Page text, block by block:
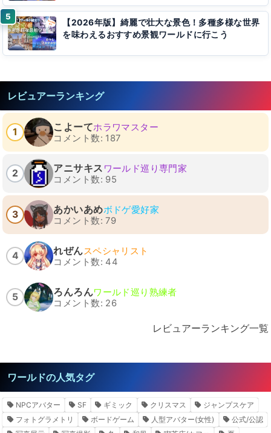
【2026年版】綺麗で壮大な景色！多種多様な世界
を味わえるおすすめ景観ワールドに行こう
レビュアーランキング
1 こよーてホラワマスター
コメント数: 187
2 アニサキス ワールド巡り専門家
コメント数: 95
3 あかいあめボドゲ愛好家
コメント数: 79
4 れぜんスペシャリスト
コメント数: 44
5 ろんろんワールド巡り熟練者
コメント数: 26
レビュアーランキング一覧
ワールドの人気タグ
NPCアバター SF ギミック クリスマス
ジャンプスケア
フォトグラメトリ
ボードゲーム 人型アバター(女性)
公式/公認